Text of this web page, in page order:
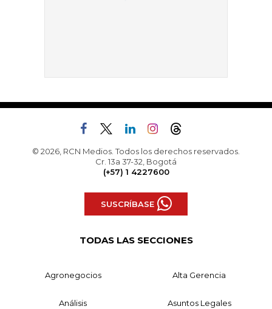
© 2026, RCN Medios. Todos los derechos reservados.
Cr. 13a 37-32, Bogotá
(+57) 1 4227600
SUSCRÍBASE
TODAS LAS SECCIONES
Agronegocios Alta Gerencia
Análisis Asuntos Legales